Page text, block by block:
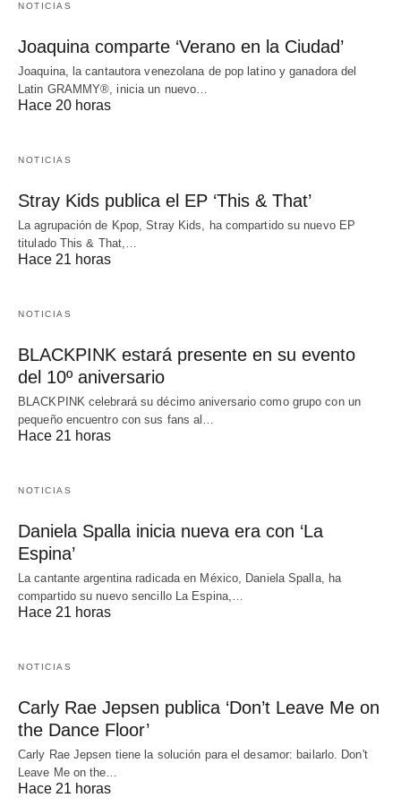
NOTICIAS
Joaquina comparte ‘Verano en la Ciudad’
Joaquina, la cantautora venezolana de pop latino y ganadora del
Latin GRAMMY®, inicia un nuevo…
Hace 20 horas
NOTICIAS
Stray Kids publica el EP ‘This & That’
La agrupación de Kpop, Stray Kids, ha compartido su nuevo EP
titulado This & That,…
Hace 21 horas
NOTICIAS
BLACKPINK estará presente en su evento
del 10º aniversario
BLACKPINK celebrará su décimo aniversario como grupo con un
pequeño encuentro con sus fans al…
Hace 21 horas
NOTICIAS
Daniela Spalla inicia nueva era con ‘La
Espina’
La cantante argentina radicada en México, Daniela Spalla, ha
compartido su nuevo sencillo La Espina,…
Hace 21 horas
NOTICIAS
Carly Rae Jepsen publica ‘Don’t Leave Me on
the Dance Floor’
Carly Rae Jepsen tiene la solución para el desamor: bailarlo. Don't
Leave Me on the…
Hace 21 horas